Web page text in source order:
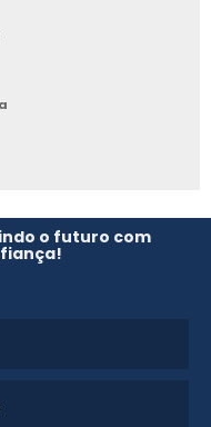
MOLDADO
o futuro com